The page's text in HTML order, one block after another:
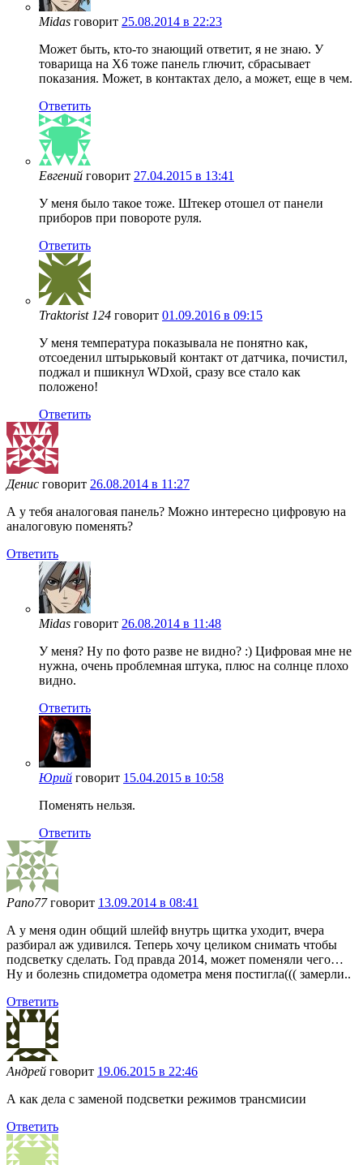
Midas говорит 25.08.2014 в 22:23
Может быть, кто-то знающий ответит, я не знаю. У
товарища на Х6 тоже панель глючит, сбрасывает
показания. Может, в контактах дело, а может, еще в чем.
Ответить
Евгений говорит 27.04.2015 в 13:41
У меня было такое тоже. Штекер отошел от панели
приборов при повороте руля.
Ответить
Traktorist 124 говорит 01.09.2016 в 09:15
У меня температура показывала не понятно как,
отсоеденил штырьковый контакт от датчика, почистил,
поджал и пшикнул WDхой, сразу все стало как
положено!
Ответить
Денис говорит 26.08.2014 в 11:27
А у тебя аналоговая панель? Можно интересно цифровую на
аналоговую поменять?
Ответить
Midas говорит 26.08.2014 в 11:48
У меня? Ну по фото разве не видно? :) Цифровая мне не
нужна, очень проблемная штука, плюс на солнце плохо
видно.
Ответить
Юрий говорит 15.04.2015 в 10:58
Поменять нельзя.
Ответить
Pano77говорит 13.09.2014 в 08:41
А у меня один общий шлейф внутрь щитка уходит, вчера
разбирал аж удивился. Теперь хочу целиком снимать чтобы
подсветку сделать. Год правда 2014, может поменяли чего…
Ну и болезнь спидометра одометра меня постигла((( замерли..
Ответить
Андрей говорит 19.06.2015 в 22:46
А как дела с заменой подсветки режимов трансмисии
Ответить